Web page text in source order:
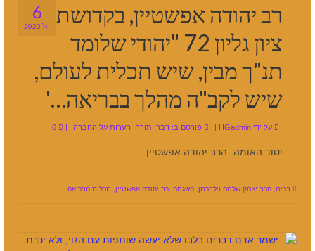
6
יול 2023
רב יהודה אפשטיין, בקדושת
ציון גליון 72 "יהודי שלומד
תנ"ך מבין, שיש תכלית לעולם,
שיש לקב"ה מהלך בבריאה…'
על ידי HGadmin
| פורסם ב: דברי תורה הערות על החברה |
יסוד האומה- הרב יהודה אפשטיין
ברית הרב יצחק שלמה זילברמן השגחה רב יהודה אפשטיין תכלית הבריאה